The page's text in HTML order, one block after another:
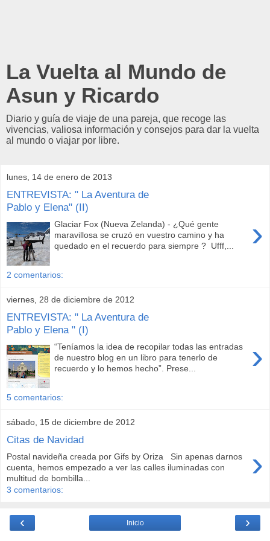
La Vuelta al Mundo de
Asun y Ricardo
Diario y guía de viaje de una pareja, que recoge las
vivencias, valiosa información y consejos para dar la vuelta
al mundo o viajar por libre.
lunes, 14 de enero de 2013
ENTREVISTA: " La Aventura de
Pablo y Elena" (II)
›
Glaciar Fox (Nueva Zelanda) - ¿Qué gente
maravillosa se cruzó en vuestro camino y ha
quedado en el recuerdo para siempre ? Ufff,...
2 comentarios:
viernes, 28 de diciembre de 2012
ENTREVISTA: " La Aventura de
Pablo y Elena " (I)
›
“Teníamos la idea de recopilar todas las entradas
de nuestro blog en un libro para tenerlo de
recuerdo y lo hemos hecho”. Prese...
5 comentarios:
sábado, 15 de diciembre de 2012
Citas de Navidad
›
Postal navideña creada por Gifs by Oriza Sin apenas darnos
cuenta, hemos empezado a ver las calles iluminadas con
multitud de bombilla...
3 comentarios:
‹ ›
Inicio